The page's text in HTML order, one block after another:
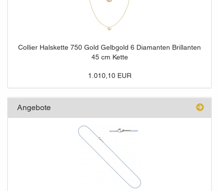
Collier Halskette 750 Gold Gelbgold 6 Diamanten Brillanten
45 cm Kette
1.010,10 EUR
Angebote